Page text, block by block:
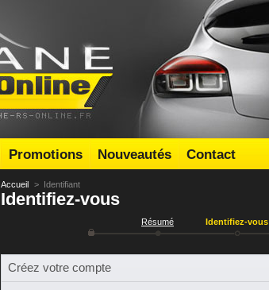
Promotions Nouveautés Contact
Accueil > Identifiant
Identifiez-vous
Résumé Identifiez-vous
Créez votre compte